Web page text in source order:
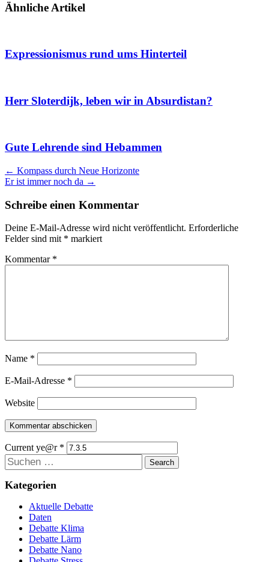
Ähnliche Artikel
Expressionismus rund ums Hinterteil
Herr Sloterdijk, leben wir in Absurdistan?
Gute Lehrende sind Hebammen
Artikel
Navigation
← Kompass durch Neue Horizonte
Er ist immer noch da →
Schreibe einen Kommentar
Deine E-Mail-Adresse wird nicht veröffentlicht. Erforderliche
Felder sind mit * markiert
Kommentar *
Name *
E-Mail-Adresse *
Website
Current ye@r *
Suchen
Kategorien
Aktuelle Debatte
Daten
Debatte Klima
Debatte Lärm
Debatte Nano